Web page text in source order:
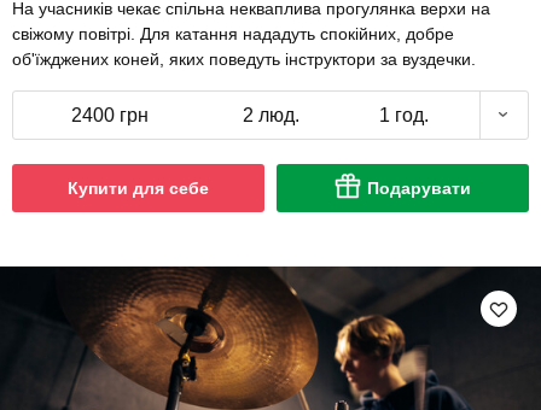
На учасників чекає спільна некваплива прогулянка верхи на
свіжому повітрі. Для катання нададуть спокійних, добре
об'їжджених коней, яких поведуть інструктори за вуздечки.
2400 грн 2 люд. 1 год.
Купити для себе Подарувати